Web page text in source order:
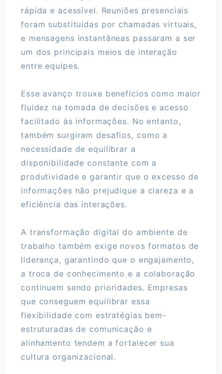
rápida e acessível. Reuniões presenciais
foram substituídas por chamadas virtuais,
e mensagens instantâneas passaram a ser
um dos principais meios de interação
entre equipes.
Esse avanço trouxe benefícios como maior
fluidez na tomada de decisões e acesso
facilitado às informações. No entanto,
também surgiram desafios, como a
necessidade de equilibrar a
disponibilidade constante com a
produtividade e garantir que o excesso de
informações não prejudique a clareza e a
eficiência das interações.
A transformação digital do ambiente de
trabalho também exige novos formatos de
liderança, garantindo que o engajamento,
a troca de conhecimento e a colaboração
continuem sendo prioridades. Empresas
que conseguem equilibrar essa
flexibilidade com estratégias bem-
estruturadas de comunicação e
alinhamento tendem a fortalecer sua
cultura organizacional.